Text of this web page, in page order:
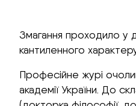
Змагання проходило у
кантиленного
Професійне журі
академії України. До